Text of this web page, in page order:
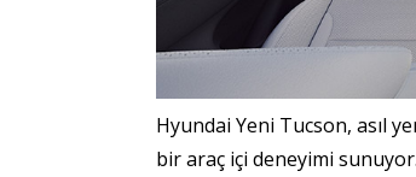
Hyundai Yeni Tucson, asıl
bir araç içi deneyimi